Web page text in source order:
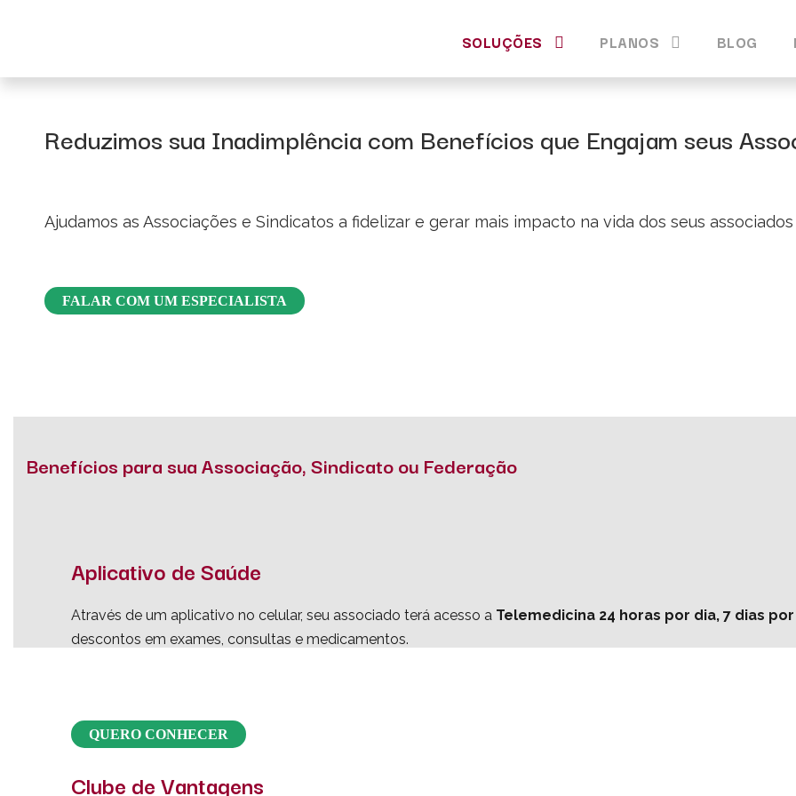
SOLUÇÕES PLANOS BLOG
Reduzimos sua Inadimplência com Benefícios que Engajam seus
Ajudamos as Associações e Sindicatos a fidelizar e gerar mais impacto na vida dos seus
FALAR COM UM ESPECIALISTA
Benefícios para sua Associação, Sindicato ou Federação
Aplicativo de Saúde
Através de um aplicativo no celular, seu associado terá acesso a Telemedicina 24 horas por dia, 7 dias
descontos em exames, consultas e medicamentos.
QUERO CONHECER
Clube de Vantagens